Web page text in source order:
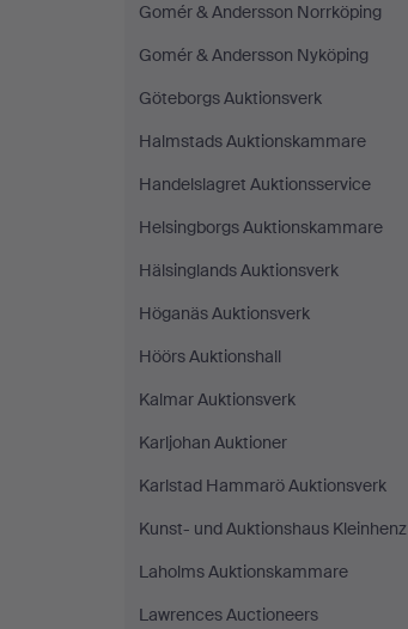
Gomér & Andersson Norrköping
Gomér & Andersson Nyköping
Göteborgs Auktionsverk
Halmstads Auktionskammare
Handelslagret Auktionsservice
Helsingborgs Auktionskammare
Hälsinglands Auktionsverk
Höganäs Auktionsverk
Höörs Auktionshall
Kalmar Auktionsverk
Karljohan Auktioner
Karlstad Hammarö Auktionsverk
Kunst- und Auktionshaus Kleinhenz
Laholms Auktionskammare
Lawrences Auctioneers